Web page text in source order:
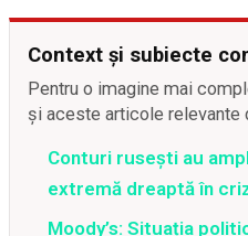
Context și subiecte
Pentru o imagine mai
și aceste articole relevante
Conturi rusești au
extremă dreaptă în
Moody’s: Situația